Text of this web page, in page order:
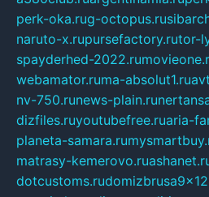
perk-oka.rug-octopus.ru
naruto-x.rupursefactory.rutor-
spayderhed-2022.ru
webamator.ruma-absolut1.ru
nv-750.runews-plain.ru
dizfiles.ruyoutubefree.ruaria-
planeta-samara.ru
matrasy-kemerovo.ru
dotcustoms.ru